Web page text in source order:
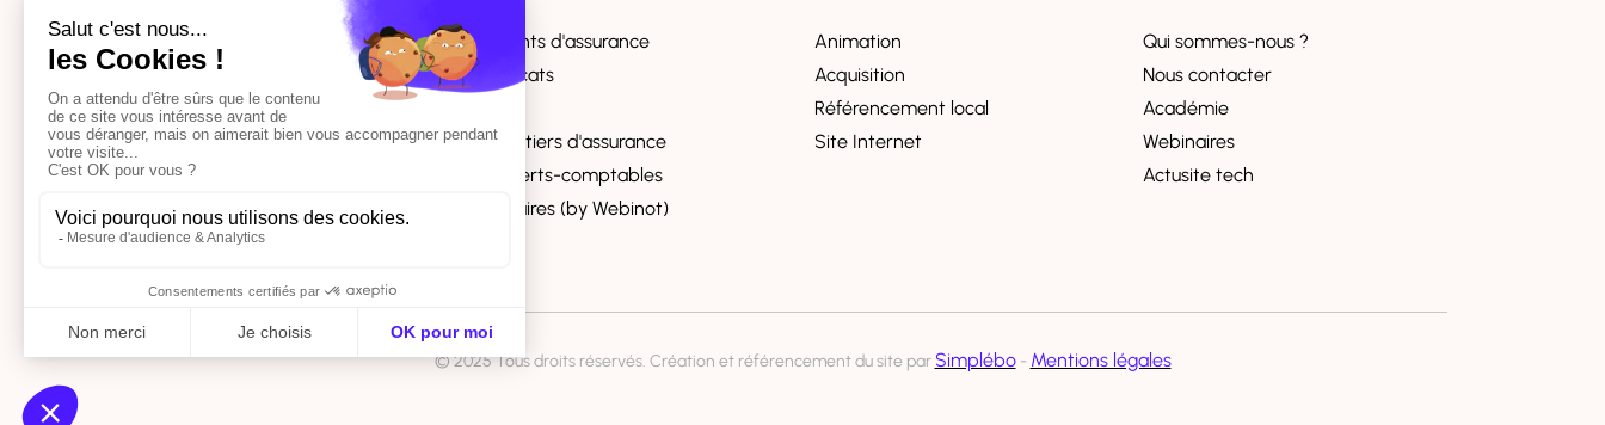
5 Rue Jules Lefebvre
75009 Paris
Agents d'assurance
Avocats
Courtiers d'assurance
Experts-comptables
Notaires (by Webinot)
Animation
Acquisition
Référencement local
Site Internet
Qui sommes-nous ?
Nous contacter
Académie
Webinaires
Actusite tech
© 2025 Tous droits réservés. Création et référencement du site par Simplébo- Mentions légales